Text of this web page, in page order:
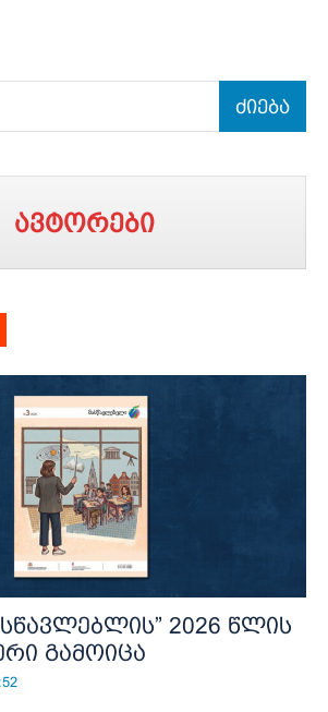
ძიება
ავტორები
2026 წლის
გამოიცა